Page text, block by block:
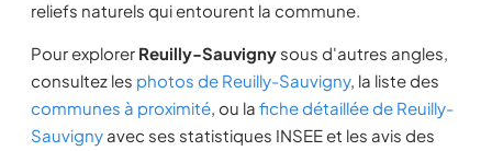
reliefs naturels qui entourent la commune.
Pour explorer Reuilly-Sauvigny sous d'autres angles,
consultez les photos de Reuilly-Sauvigny, la liste des
communes à proximité, ou la fiche détaillée de Reuilly-
Sauvigny avec ses statistiques INSEE et les avis des